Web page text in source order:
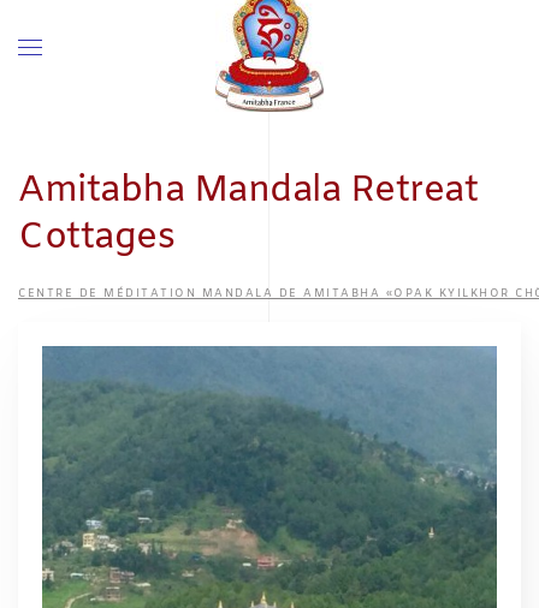
Amitabha Mandala Retreat
Cottages
CENTRE DE MÉDITATION MANDALA DE AMITABHA «OPAK KYILKHOR